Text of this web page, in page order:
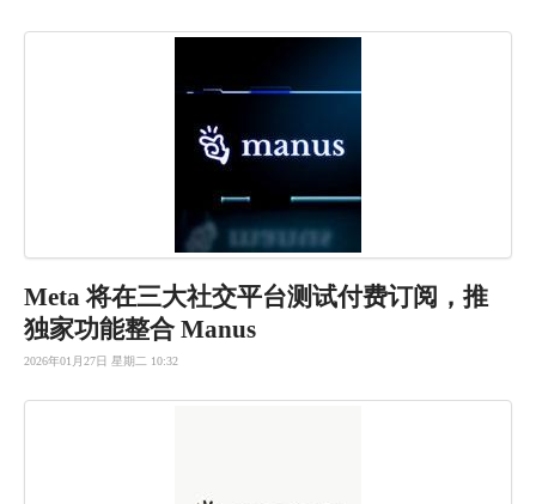
Meta 将在三大社交平台测试付费订阅， 推
独家功能整合 Manus
2026年01月27日 星期二 10:32